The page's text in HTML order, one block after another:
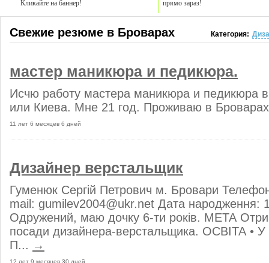
Кликайте на баннер!
прямо зараз!
Свежие резюме в Броварах Категория:
мастер маникюра и педикюра.
Исчю работу мастера маникюра и педикюра
или Киева. Мне 21 год. Проживаю в
11 лет 6 месяцев 6 дней
Дизайнер верстальщик
Гуменюк Сергій Петрович м. Бровари
mail: gumilev2004@ukr.net Дата народження:
Одружений, маю дочку 6-ти років. МЕТА
посади дизайнера-верстальщика. ОСВІТА • У
П... →
12 лет 9 месяцев 30 дней